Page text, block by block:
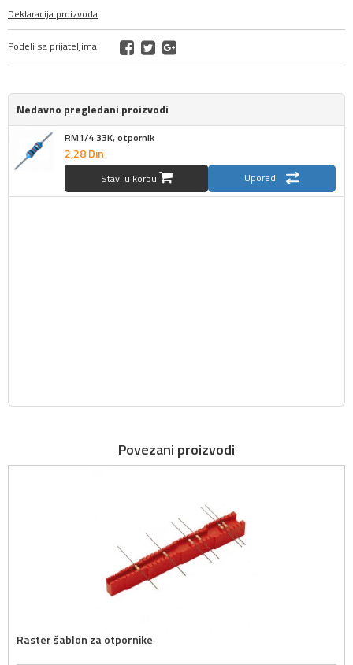
Deklaracija proizvoda
Podeli sa prijateljima:
Nedavno pregledani proizvodi
RM1/4 33K, otpornik
2,28Din
Stavi u korpu Uporedi
Povezani proizvodi
Raster šablon za otpornike